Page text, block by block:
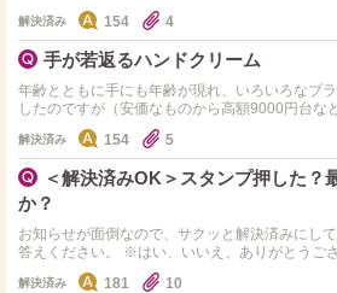
解決済み 154 4
手が若返るハンドクリーム
年齢とともに手にも年齢が現れ、いろいろなブ
したのですが（安価なものから高額9000円台な
会えていません。 できれば、すぐに効果を実感
解決済み 154 5
＜解決済みOK＞スタンプ押した？
か？
お知らせが面倒なので、サクッと解決済みにし
答えください。 ※はい、いいえ、ありがとうご
もない一言回答はしないでね。したら後が怖い
解決済み 181 10